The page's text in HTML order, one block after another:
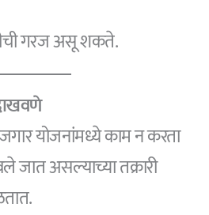
गरज असू शकते.
योजनांमध्ये काम न करता
जात असल्याच्या तक्रारी